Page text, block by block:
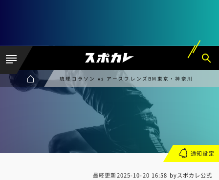
琉球コラソン vs アースフレンズBM東京・神奈川
最終更新2025-10-20 16:58 byスポカレ公式
通知設定